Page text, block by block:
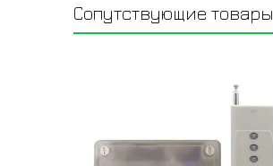
Сопутствующие товары